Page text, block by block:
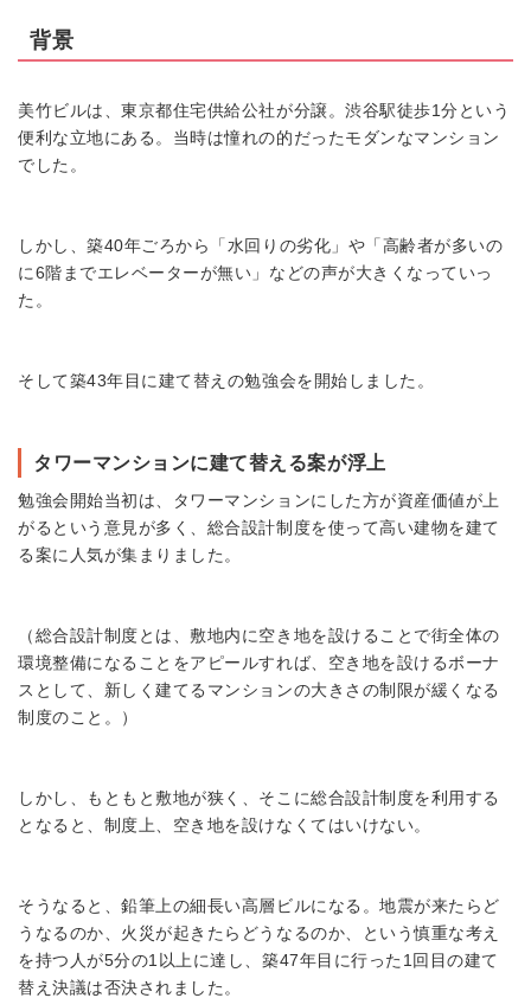
背景
美竹ビルは、東京都住宅供給公社が分譲。渋谷駅徒歩1分という
便利な立地にある。当時は憧れの的だったモダンなマンション
でした。
しかし、築40年ごろから「水回りの劣化」や「高齢者が多いの
に6階までエレベーターが無い」などの声が大きくなっていっ
た。
そして築43年目に建て替えの勉強会を開始しました。
タワーマンションに建て替える案が浮上
勉強会開始当初は、タワーマンションにした方が資産価値が上
がるという意見が多く、総合設計制度を使って高い建物を建て
る案に人気が集まりました。
（総合設計制度とは、敷地内に空き地を設けることで街全体の
環境整備になることをアピールすれば、空き地を設けるボーナ
スとして、新しく建てるマンションの大きさの制限が緩くなる
制度のこと。）
しかし、もともと敷地が狭く、そこに総合設計制度を利用する
となると、制度上、空き地を設けなくてはいけない。
そうなると、鉛筆上の細長い高層ビルになる。地震が来たらど
うなるのか、火災が起きたらどうなるのか、という慎重な考え
を持つ人が5分の1以上に達し、築47年目に行った1回目の建て
替え決議は否決されました。